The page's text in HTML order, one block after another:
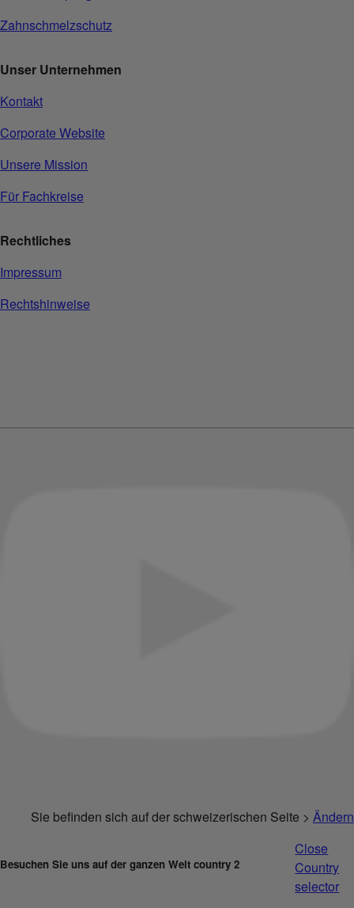
Zahnschmelzschutz
Unser Unternehmen
Kontakt
Corporate Website
Unsere Mission
Für Fachkreise
Rechtliches
Impressum
Rechtshinweise
Sie befinden sich auf der schweizerischen Seite > Ändern
Besuchen Sie uns auf der ganzen Welt country 2
Close
Country
selector